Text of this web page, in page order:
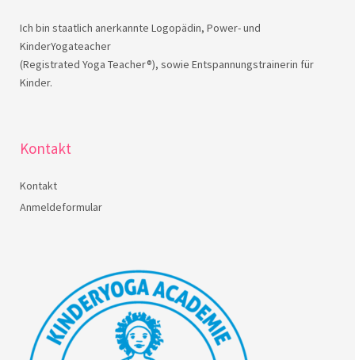
Ich bin staatlich anerkannte Logopädin, Power- und
KinderYogateacher
(Registrated Yoga Teacher®), sowie Entspannungstrainerin für
Kinder.
Kontakt
Kontakt
Anmeldeformular